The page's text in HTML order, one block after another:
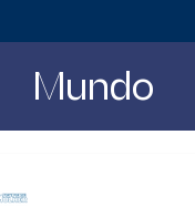
Mundo